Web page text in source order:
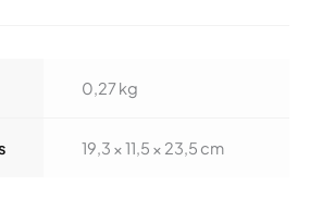
0,27 kg
19,3 × 11,5 × 23,5 cm